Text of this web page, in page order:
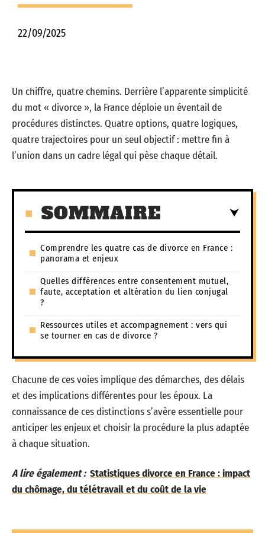
22/09/2025
Un chiffre, quatre chemins. Derrière l’apparente simplicité
du mot « divorce », la France déploie un éventail de
procédures distinctes. Quatre options, quatre logiques,
quatre trajectoires pour un seul objectif : mettre fin à
l’union dans un cadre légal qui pèse chaque détail.
SOMMAIRE
Comprendre les quatre cas de divorce en France :
panorama et enjeux
Quelles différences entre consentement mutuel,
faute, acceptation et altération du lien conjugal
?
Ressources utiles et accompagnement : vers qui
se tourner en cas de divorce ?
Chacune de ces voies implique des démarches, des délais
et des implications différentes pour les époux. La
connaissance de ces distinctions s’avère essentielle pour
anticiper les enjeux et choisir la procédure la plus adaptée
à chaque situation.
A lire également : Statistiques divorce en France : impact
du chômage, du télétravail et du coût de la vie